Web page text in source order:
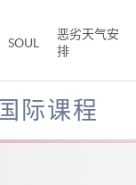
SOUL
恶劣天气安
排
际课程